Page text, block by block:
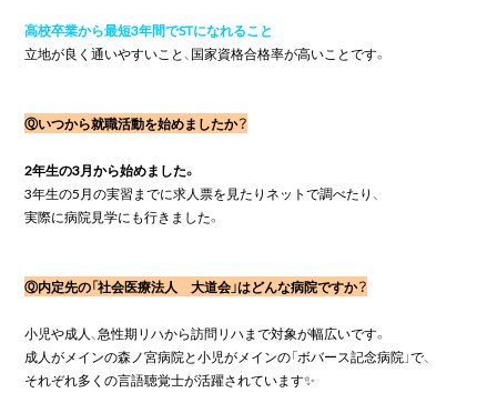
高校卒業から最短3年間でSTになれること
Ⓠいつから就職活動を始めましたか？
2年生の3月から始めました。
3年生の5月の実習までに求人票を見たりネットで調べたり、
実際に病院見学にも行きました。
Ⓠ内定先の「社会医療法人　大道会」はどんな病院ですか？
小児や成人、急性期リハから訪問リハまで対象が幅広いです。
成人がメインの森ノ宮病院と小児がメインの「ボバース記念病院」で、
それぞれ多くの言語聴覚士が活躍されています✨